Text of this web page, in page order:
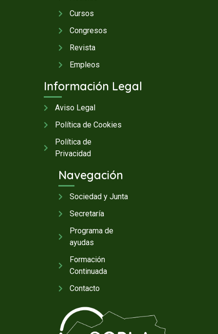
Cursos
Congresos
Revista
Empleos
Información Legal
Aviso Legal
Política de Cookies
Política de
Privacidad
Navegación
Sociedad y Junta
Secretaría
Programa de
ayudas
Formación
Continuada
Contacto